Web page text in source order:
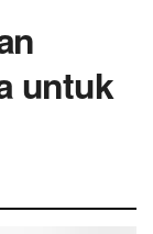
untuk